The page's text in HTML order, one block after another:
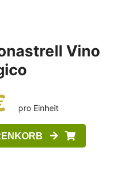
Vino
pro Einheit